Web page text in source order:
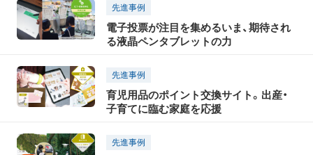
先進事例
電子投票が注目を集めるいま、期待され
る液晶ペンタブレットの力
先進事例
育児用品のポイント交換サイト。出産・
子育てに臨む家庭を応援
先進事例